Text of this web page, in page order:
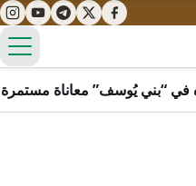
في “بني يُوسف” معاناة مستمرة